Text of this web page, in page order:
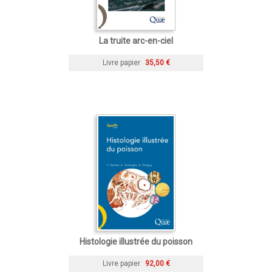
La truite arc-en-ciel
Livre papier 35,50 €
Histologie illustrée du poisson
Livre papier 92,00 €